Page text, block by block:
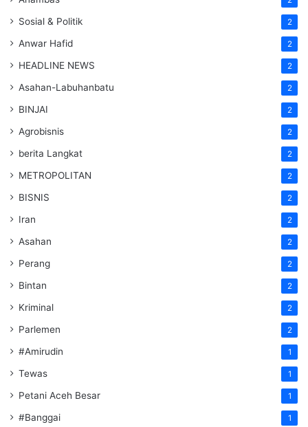
Sosial & Politik 2
Anwar Hafid 2
HEADLINE NEWS 2
Asahan-Labuhanbatu 2
BINJAI 2
Agrobisnis 2
berita Langkat 2
METROPOLITAN 2
BISNIS 2
Iran 2
Asahan 2
Perang 2
Bintan 2
Kriminal 2
Parlemen 2
#Amirudin 1
Tewas 1
Petani Aceh Besar 1
#Banggai 1